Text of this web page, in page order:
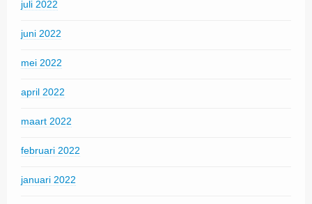
juli 2022
juni 2022
mei 2022
april 2022
maart 2022
februari 2022
januari 2022